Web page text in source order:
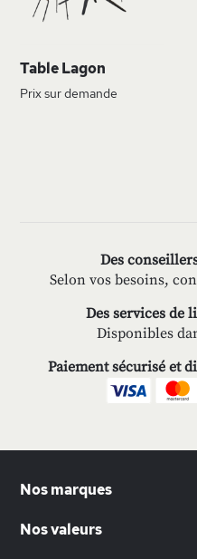
Table Lagon
Prix sur demande
Des
Selon vos besoins,
Des services de
Disponibles
Paiement sécurisé et
Nos marques
Nos valeurs